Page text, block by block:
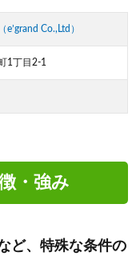
Co.,Ltd）
1丁目2-1
・強み
ど、特殊な条件の